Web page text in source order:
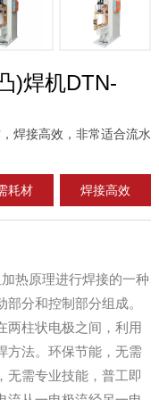
)焊机DTN-
焊接高效，非常适合流水
耗材 焊接高效
热原理进行焊接的一种
分和控制部分组成。
两柱状电极之间，利用
方法。环保节能，无需
无需专业技能，普工即